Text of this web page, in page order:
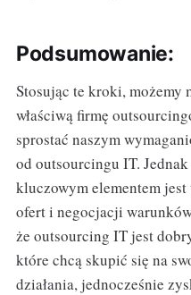
Podsumowanie:
Stosując te kroki, możemy
właściwą firmę
sprostać naszym
od outsourcingu IT.
kluczowym elementem
ofert i negocjacji
że outsourcing IT jest
które chcą skupić się na
działania, jednocześnie